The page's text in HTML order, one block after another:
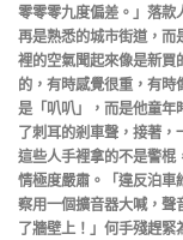
零零零九度偏差。」落款
再是熟悉的城市街道，而
裡的空氣聞起來像是新買
的，有時感覺很重，有
是「叭叭」，而是他童年
了刺耳的剎車聲，接著，
這些人手裡拿的不是警棍
情極度嚴肅。「違反泊車
察用一個擴音器大喊，聲
了牆壁上！」何手殘趕緊